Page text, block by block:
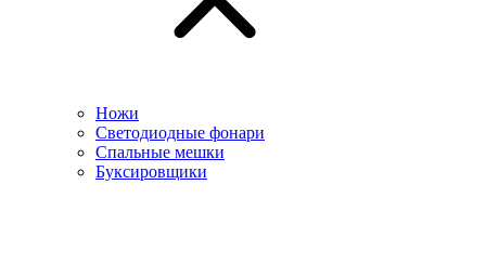
Ножи
Светодиодные фонари
Спальные мешки
Буксировщики